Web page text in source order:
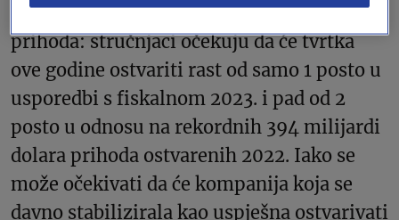
dionice tvrtke je posustajanje u rastu
prihoda: stručnjaci očekuju da će tvrtka
ove godine ostvariti rast od samo 1 posto u
usporedbi s fiskalnom 2023. i pad od 2
posto u odnosu na rekordnih 394 milijardi
dolara prihoda ostvarenih 2022. Iako se
može očekivati da će kompanija koja se
davno stabilizirala kao uspješna ostvarivati